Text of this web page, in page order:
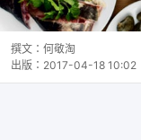
撰文： 何敬淘
出版： 2017-04-18 10:02